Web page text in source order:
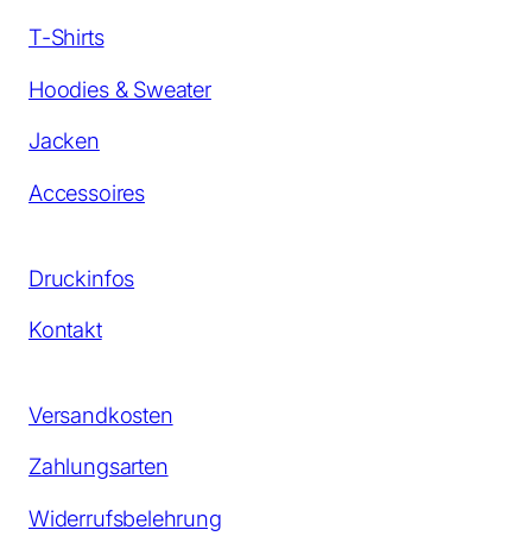
T-Shirts
Hoodies & Sweater
Jacken
Accessoires
Druckinfos
Kontakt
Versandkosten
Zahlungsarten
Widerrufsbelehrung